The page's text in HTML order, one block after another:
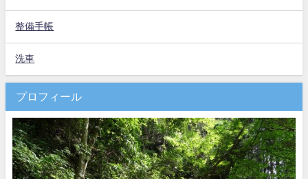
整備手帳
洗車
プロフィール